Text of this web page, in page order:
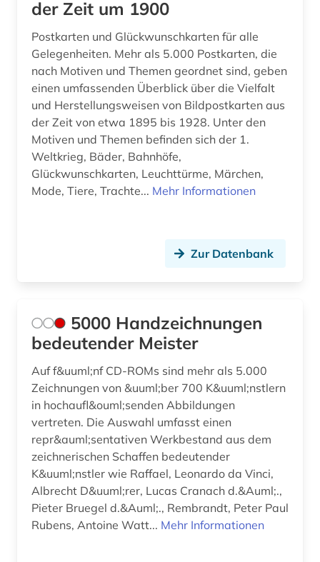
denkmal (5)
denkmalpflege (5)
denkmalschutz (2)
der blaue reiter (1)
der sturm (1)
design (29)
design (1)
designerin (1)
deutsche literatur (2)
deutsches sprachgebiet (2)
deutschland (29)
deutschland (1)
der Zeit um 1900
Postkarten und Glückwunschkarten für alle
Gelegenheiten. Mehr als 5.000 Postkarten, die
nach Motiven und Themen geordnet sind, geben
einen umfassenden Überblick über die Vielfalt
und Herstellungsweisen von Bildpostkarten aus
der Zeit von etwa 1895 bis 1928. Unter den
Motiven und Themen befinden sich der 1.
Weltkrieg, Bäder, Bahnhöfe,
Glückwunschkarten, Leuchttürme, Märchen,
Mode, Tiere, Trachte... Mehr Informationen
Zur Datenbank
5000 Handzeichnungen
bedeutender Meister
Auf f&uuml;nf CD-ROMs sind mehr als 5.000
Zeichnungen von &uuml;ber 700 K&uuml;nstlern
in hochaufl&ouml;senden Abbildungen
vertreten. Die Auswahl umfasst einen
repr&auml;sentativen Werkbestand aus dem
zeichnerischen Schaffen bedeutender
K&uuml;nstler wie Raffael, Leonardo da Vinci,
Albrecht D&uuml;rer, Lucas Cranach d.&Auml;.,
Pieter Bruegel d.&Auml;., Rembrandt, Peter Paul
Rubens, Antoine Watt... Mehr Informationen